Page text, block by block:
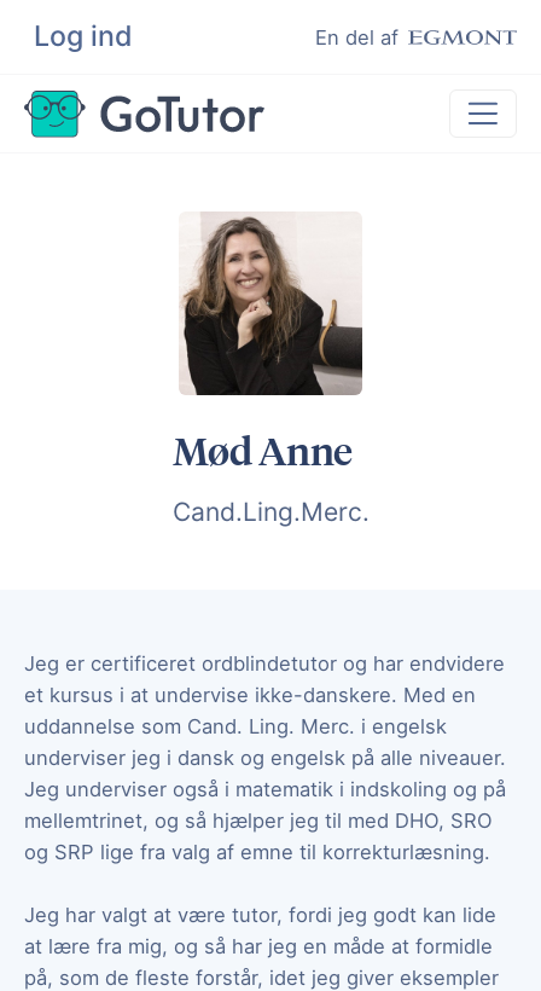
Log ind En del af
Søg
Eksamenshjælp
Hjælp til ordblinde
Kundeudtalelser
Undervisere
Mød Anne
Cand.Ling.Merc.
Jeg er certificeret ordblindetutor og har endvidere
et kursus i at undervise ikke-danskere. Med en
uddannelse som Cand. Ling. Merc. i engelsk
underviser jeg i dansk og engelsk på alle niveauer.
Jeg underviser også i matematik i indskoling og på
mellemtrinet, og så hjælper jeg til med DHO, SRO
og SRP lige fra valg af emne til korrekturlæsning.
Jeg har valgt at være tutor, fordi jeg godt kan lide
at lære fra mig, og så har jeg en måde at formidle
på, som de fleste forstår, idet jeg giver eksempler